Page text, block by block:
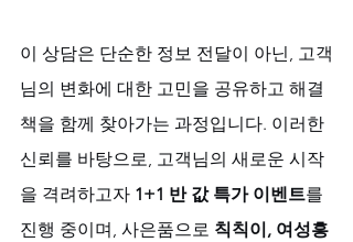
이 상담은 단순한 정보 전달이 아닌, 고객
님의 변화에 대한 고민을 공유하고 해결
책을 함께 찾아가는 과정입니다. 이러한
신뢰를 바탕으로, 고객님의 새로운 시작
을 격려하고자 1+1 반 값 특가 이벤트를
진행 중이며, 사은품으로 칙칙이, 여성흥